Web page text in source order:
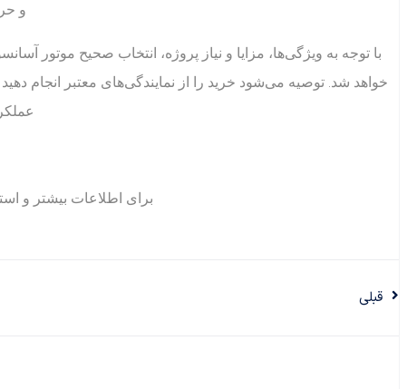
و
با توجه به ویژگی‌ها، مزایا و نیاز پروژه، انتخاب صحیح موتور
خواهد شد. توصیه می‌شود خرید را از نمایندگی‌های معتبر انجام
برای اطلاعات بیشتر و
قبلی